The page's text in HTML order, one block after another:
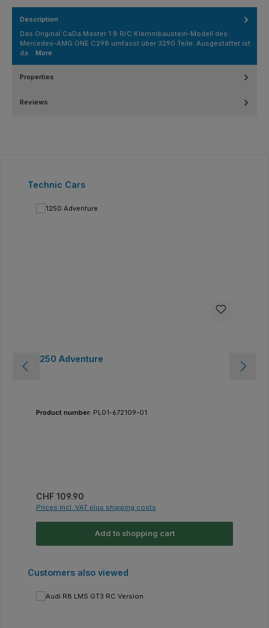
Description
Das Original CaDa Master 1:8 R/C Klemmbaustein-Modell des
Mercedes-AMG ONE C298 umfasst über 3290 Teile. Ausgestattet ist
da… More
Properties
Reviews
Skip product gallery
Technic Cars
1250 Adventure
Product number: PL01-672109-01
Regular price:
CHF 109.90
Prices incl. VAT plus shipping costs
Add to shopping cart
Skip product gallery
Customers also viewed